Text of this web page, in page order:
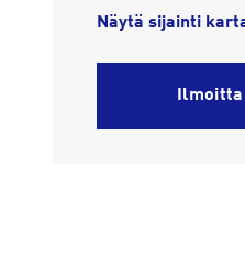
Näytä sijainti